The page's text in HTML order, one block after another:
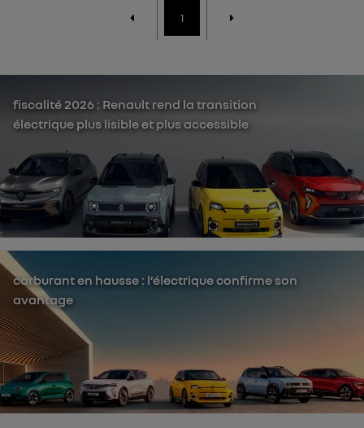
1
fiscalité 2026 : Renault rend la transition
électrique plus lisible et plus accessible
carburant en hausse : l’électrique confirme son
avantage